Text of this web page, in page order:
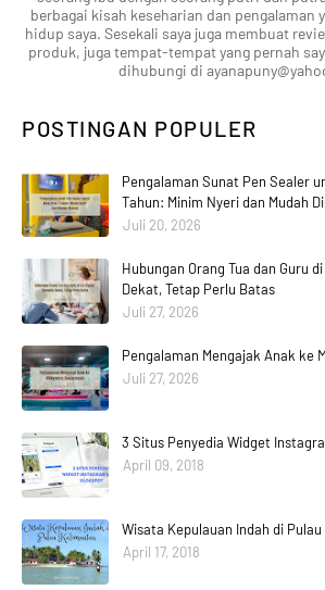
berbagai kisah keseharian dan pengalaman
hidup saya. Sesekali saya juga membuat
produk, juga tempat-tempat yang pernah
dihubungi di
POSTINGAN POPULER
Pengalaman Sunat Pen Sealer
Tahun: Minim Nyeri dan Mudah
Juli 20, 2026
Hubungan Orang Tua dan Guru
Dekat, Tetap Perlu Batas
Juli 27, 2026
Pengalaman Mengajak Anak ke
Juli 27, 2026
3 Situs Penyedia Widget
April 09, 2018
Wisata Kepulauan Indah di
April 17, 2018